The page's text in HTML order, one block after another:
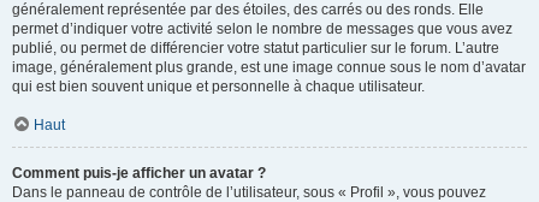
généralement représentée par des étoiles, des carrés ou des ronds. Elle
permet d’indiquer votre activité selon le nombre de messages que vous avez
publié, ou permet de différencier votre statut particulier sur le forum. L’autre
image, généralement plus grande, est une image connue sous le nom d’avatar
qui est bien souvent unique et personnelle à chaque utilisateur.
Haut
Comment puis-je afficher un avatar ?
Dans le panneau de contrôle de l’utilisateur, sous « Profil », vous pouvez